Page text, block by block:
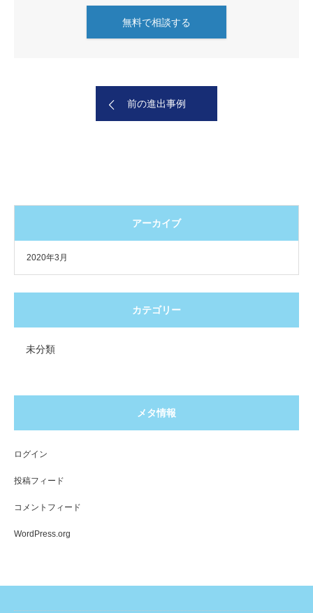
無料で相談する
前の進出事例
アーカイブ
2020年3月
カテゴリー
未分類
メタ情報
ログイン
投稿フィード
コメントフィード
WordPress.org